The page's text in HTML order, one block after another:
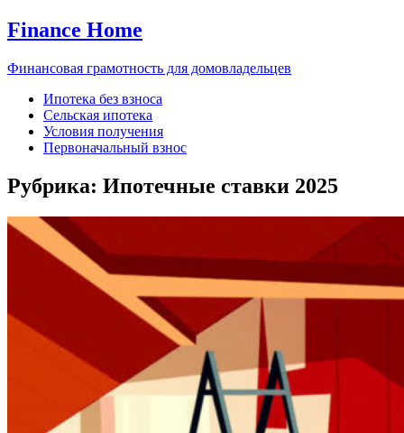
Finance Home
Финансовая грамотность для домовладельцев
Ипотека без взноса
Сельская ипотека
Условия получения
Первоначальный взнос
Рубрика: Ипотечные ставки 2025